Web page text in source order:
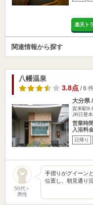
楽天ト
関連情報から探す
八幡温泉
3.8点/ 6
大分県
賀来駅
JR日豊
営業時
入浴料
日帰り
50代～
男性
手摺りがグイーン
位置し、朝見通り